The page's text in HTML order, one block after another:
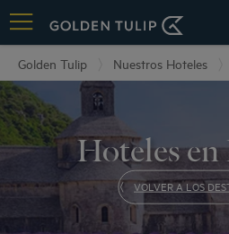
Golden Tulip Nuestros Hoteles
Hoteles
VOLVER A LOS